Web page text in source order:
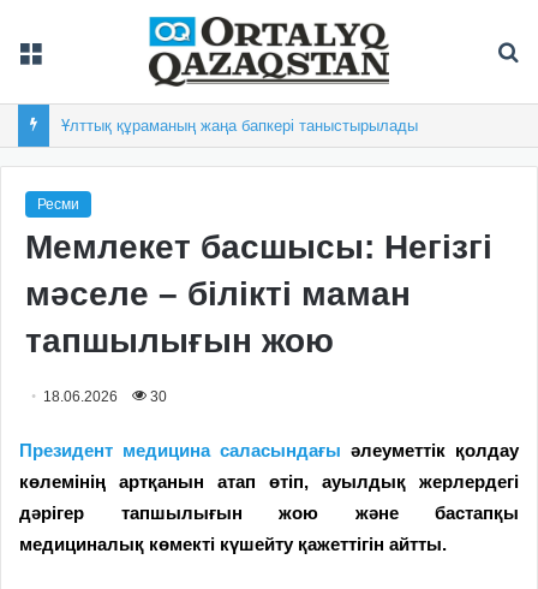
Ұлттық құраманың жаңа бапкері таныстырылады
Ресми
Мемлекет басшысы: Негізгі
мәселе – білікті маман
тапшылығын жою
18.06.2026 30
Президент медицина саласындағы әлеуметтік қолдау
көлемінің артқанын атап өтіп, ауылдық жерлердегі
дәрігер тапшылығын жою және бастапқы
медициналық көмекті күшейту қажеттігін айтты.